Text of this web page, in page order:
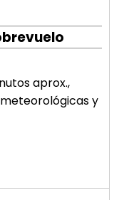
aprox.,
y